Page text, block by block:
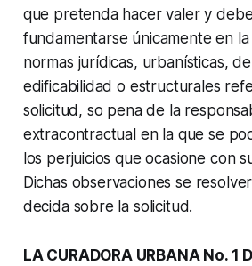
que pretenda hacer valer y
fundamentarse únicamente en
normas jurídicas, urbanísticas,
edificabilidad o estructurales
solicitud, so pena de la
extracontractual en la que se
los perjuicios que ocasione con
Dichas observaciones se
decida sobre la solicitud.
LA CURADORA URBANA No. 1